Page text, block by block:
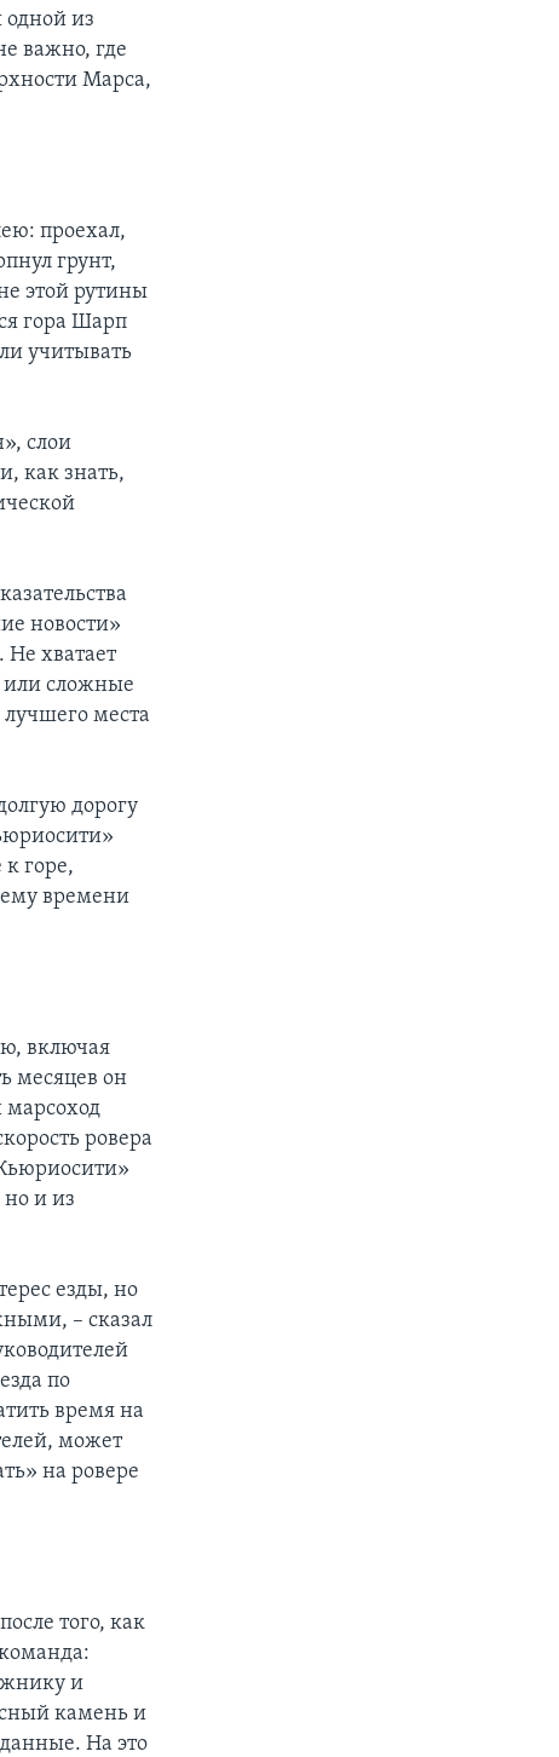
одной из
важно, где
Марса,
проехал,
грунт,
этой рутины
гора Шарп
учитывать
слои
как знать,
новости»
хватает
или сложные
места
дорогу
горе,
времени
включая
месяцев он
марсоход
ровера
и из
езды, но
– сказал
по
время на
может
на ровере
того, как
и
камень и
На это